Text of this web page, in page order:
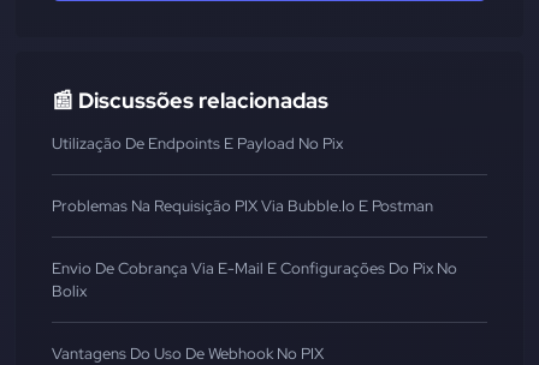
📰 Discussões relacionadas
Utilização De Endpoints E Payload No Pix
Problemas Na Requisição PIX Via Bubble.io E Postman
Envio De Cobrança Via E-Mail E Configurações Do Pix No
Bolix
Vantagens Do Uso De Webhook No PIX